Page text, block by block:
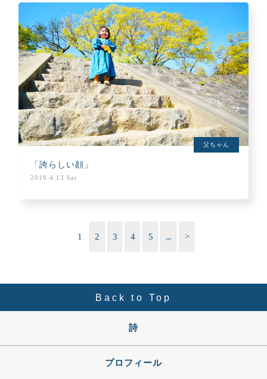
父ちゃん
「誇らしい顔」
2019.4.13 Sat
1 2 3 4 5 ... >
Back to Top
詩
プロフィール